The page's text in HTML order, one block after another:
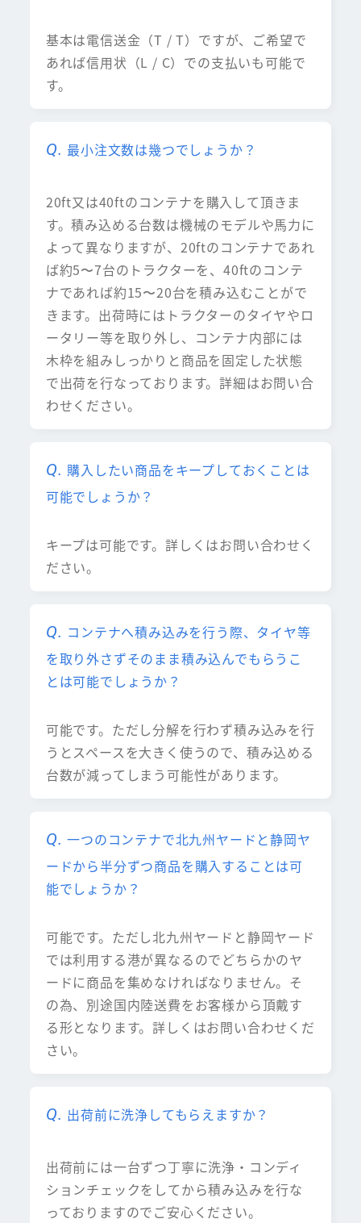
基本は電信送金（T / T）ですが、ご希望で
あれば信用状（L / C）での支払いも可能で
す。
最小注文数は幾つでしょうか？
20ft又は40ftのコンテナを購入して頂きま
す。積み込める台数は機械のモデルや馬力に
よって異なりますが、20ftのコンテナであれ
ば約5〜7台のトラクターを、40ftのコンテ
ナであれば約15〜20台を積み込むことがで
きます。出荷時にはトラクターのタイヤやロ
ータリー等を取り外し、コンテナ内部には
木枠を組みしっかりと商品を固定した状態
で出荷を行なっております。詳細はお問い合
わせください。
購入したい商品をキープしておくことは
可能でしょうか？
キープは可能です。詳しくはお問い合わせく
ださい。
コンテナへ積み込みを行う際、タイヤ等
を取り外さずそのまま積み込んでもらうこ
とは可能でしょうか？
可能です。ただし分解を行わず積み込みを行
うとスペースを大きく使うので、積み込める
台数が減ってしまう可能性があります。
一つのコンテナで北九州ヤードと静岡ヤ
ードから半分ずつ商品を購入することは可
能でしょうか？
可能です。ただし北九州ヤードと静岡ヤード
では利用する港が異なるのでどちらかのヤ
ードに商品を集めなければなりません。そ
の為、別途国内陸送費をお客様から頂戴す
る形となります。詳しくはお問い合わせくだ
さい。
出荷前に洗浄してもらえますか？
出荷前には一台ずつ丁寧に洗浄・コンディ
ションチェックをしてから積み込みを行な
っておりますのでご安心ください。